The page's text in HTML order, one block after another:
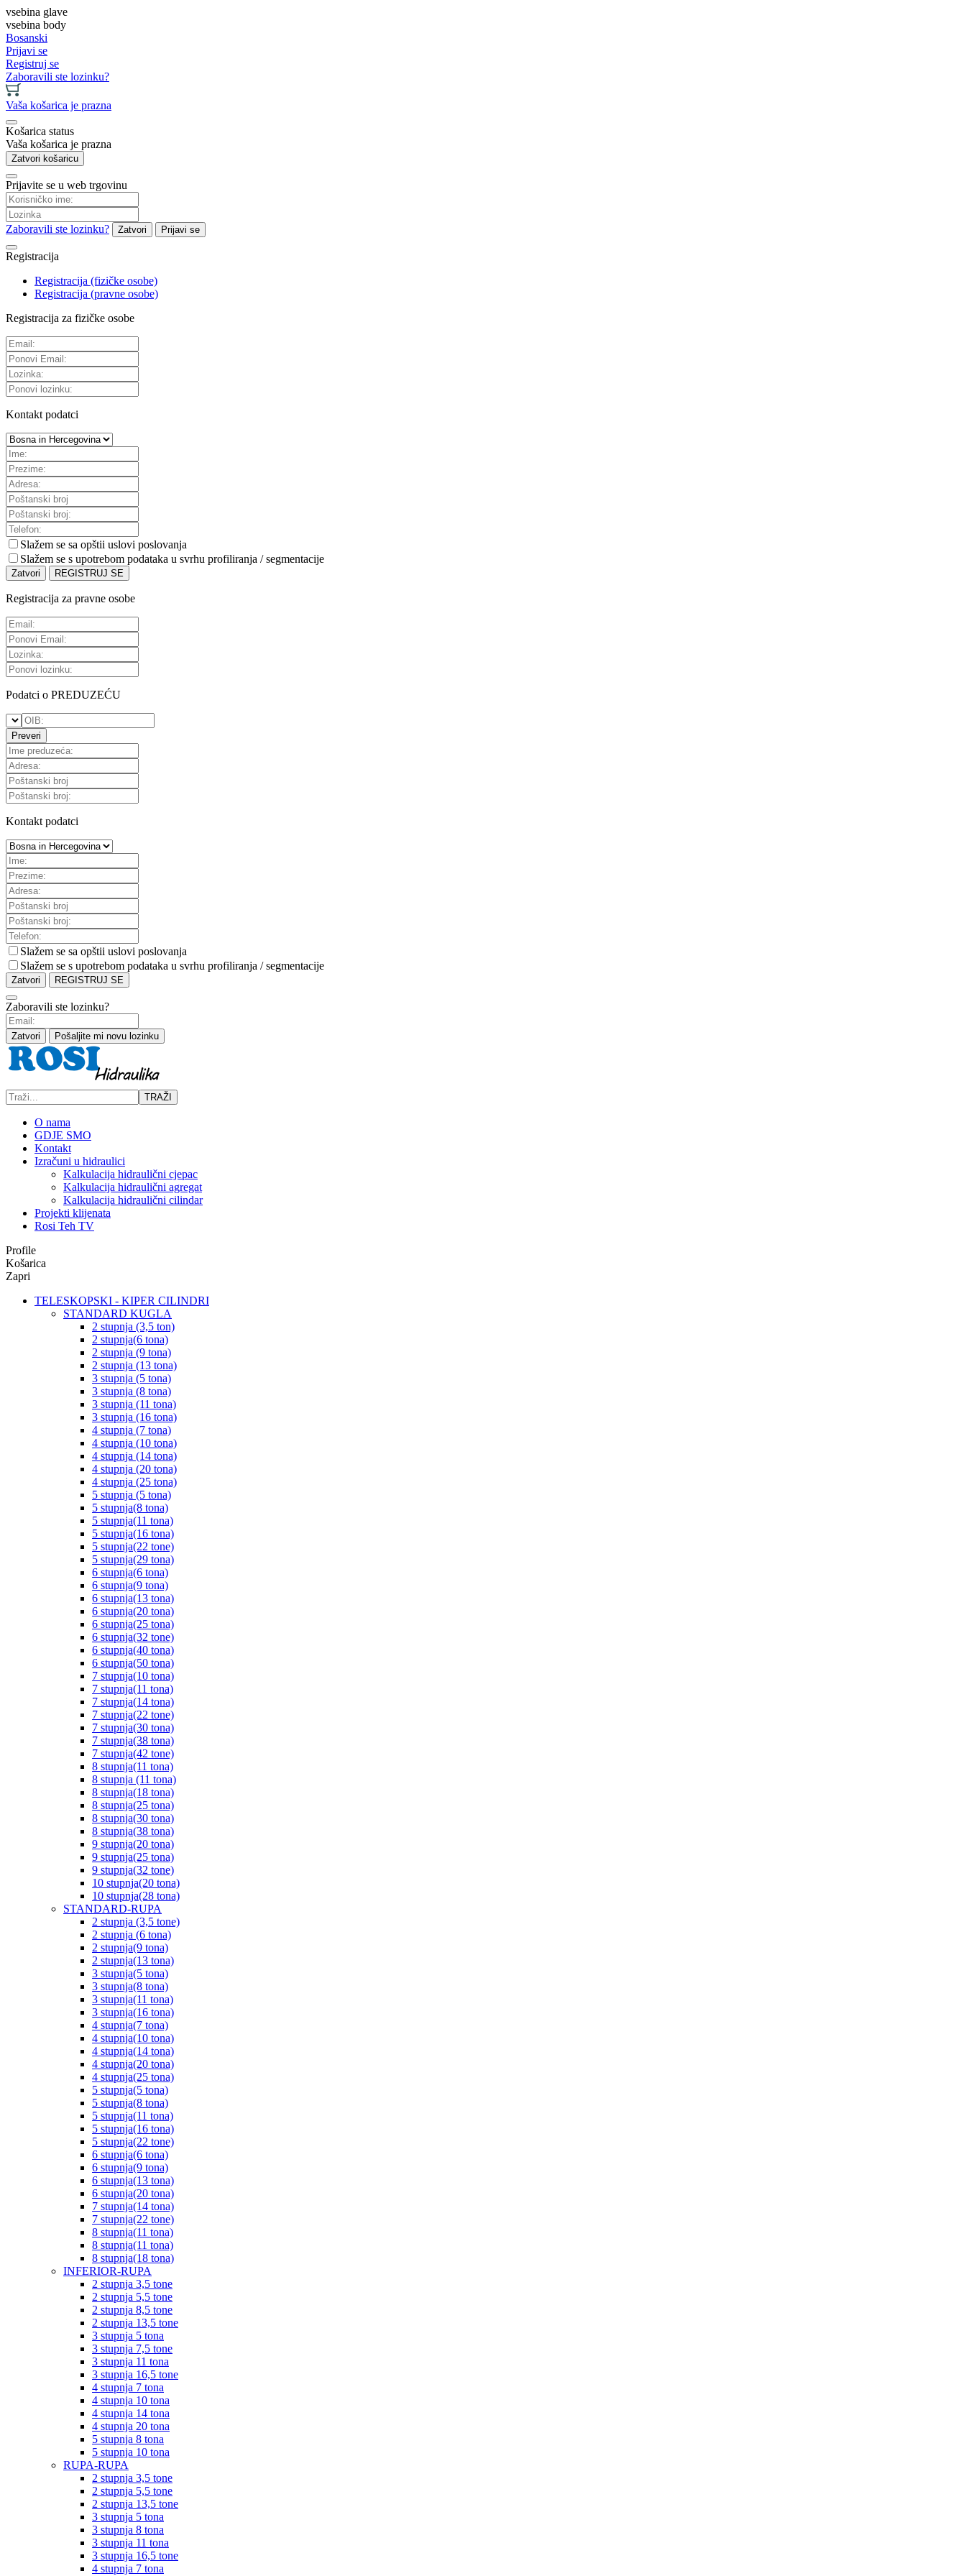
vsebina glave
vsebina body
Bosanski
Prijavi se
Registruj se
Zaboravili ste lozinku?
Vaša košarica je prazna
Košarica status
Vaša košarica je prazna
Zatvori košaricu
Prijavite se u web trgovinu
Zaboravili ste lozinku? Zatvori Prijavi se
Registracija
Registracija (fizičke osobe)
Registracija (pravne osobe)
Registracija za fizičke osobe
Kontakt podatci
Slažem se sa opštii uslovi poslovanja
Slažem se s upotrebom podataka u svrhu profiliranja / segmentacije
Zatvori REGISTRUJ SE
Registracija za pravne osobe
Podatci o PREDUZEĆU
Preveri
Kontakt podatci
Slažem se sa opštii uslovi poslovanja
Slažem se s upotrebom podataka u svrhu profiliranja / segmentacije
Zatvori REGISTRUJ SE
Zaboravili ste lozinku?
Zatvori Pošaljite mi novu lozinku
TRAŽI
O nama
GDJE SMO
Kontakt
Izračuni u hidraulici
Kalkulacija hidraulični cjepac
Kalkulacija hidraulični agregat
Kalkulacija hidraulični cilindar
Projekti klijenata
Rosi Teh TV
Profile
Košarica
Zapri
TELESKOPSKI - KIPER CILINDRI
STANDARD KUGLA
2 stupnja (3,5 ton)
2 stupnja(6 tona)
2 stupnja (9 tona)
2 stupnja (13 tona)
3 stupnja (5 tona)
3 stupnja (8 tona)
3 stupnja (11 tona)
3 stupnja (16 tona)
4 stupnja (7 tona)
4 stupnja (10 tona)
4 stupnja (14 tona)
4 stupnja (20 tona)
4 stupnja (25 tona)
5 stupnja (5 tona)
5 stupnja(8 tona)
5 stupnja(11 tona)
5 stupnja(16 tona)
5 stupnja(22 tone)
5 stupnja(29 tona)
6 stupnja(6 tona)
6 stupnja(9 tona)
6 stupnja(13 tona)
6 stupnja(20 tona)
6 stupnja(25 tona)
6 stupnja(32 tone)
6 stupnja(40 tona)
6 stupnja(50 tona)
7 stupnja(10 tona)
7 stupnja(11 tona)
7 stupnja(14 tona)
7 stupnja(22 tone)
7 stupnja(30 tona)
7 stupnja(38 tona)
7 stupnja(42 tone)
8 stupnja(11 tona)
8 stupnja (11 tona)
8 stupnja(18 tona)
8 stupnja(25 tona)
8 stupnja(30 tona)
8 stupnja(38 tona)
9 stupnja(20 tona)
9 stupnja(25 tona)
9 stupnja(32 tone)
10 stupnja(20 tona)
10 stupnja(28 tona)
STANDARD-RUPA
2 stupnja (3,5 tone)
2 stupnja (6 tona)
2 stupnja(9 tona)
2 stupnja(13 tona)
3 stupnja(5 tona)
3 stupnja(8 tona)
3 stupnja(11 tona)
3 stupnja(16 tona)
4 stupnja(7 tona)
4 stupnja(10 tona)
4 stupnja(14 tona)
4 stupnja(20 tona)
4 stupnja(25 tona)
5 stupnja(5 tona)
5 stupnja(8 tona)
5 stupnja(11 tona)
5 stupnja(16 tona)
5 stupnja(22 tone)
6 stupnja(6 tona)
6 stupnja(9 tona)
6 stupnja(13 tona)
6 stupnja(20 tona)
7 stupnja(14 tona)
7 stupnja(22 tone)
8 stupnja(11 tona)
8 stupnja(11 tona)
8 stupnja(18 tona)
INFERIOR-RUPA
2 stupnja 3,5 tone
2 stupnja 5,5 tone
2 stupnja 8,5 tone
2 stupnja 13,5 tone
3 stupnja 5 tona
3 stupnja 7,5 tone
3 stupnja 11 tona
3 stupnja 16,5 tone
4 stupnja 7 tona
4 stupnja 10 tona
4 stupnja 14 tona
4 stupnja 20 tona
5 stupnja 8 tona
5 stupnja 10 tona
RUPA-RUPA
2 stupnja 3,5 tone
2 stupnja 5,5 tone
2 stupnja 13,5 tone
3 stupnja 5 tona
3 stupnja 8 tona
3 stupnja 11 tona
3 stupnja 16,5 tone
4 stupnja 7 tona